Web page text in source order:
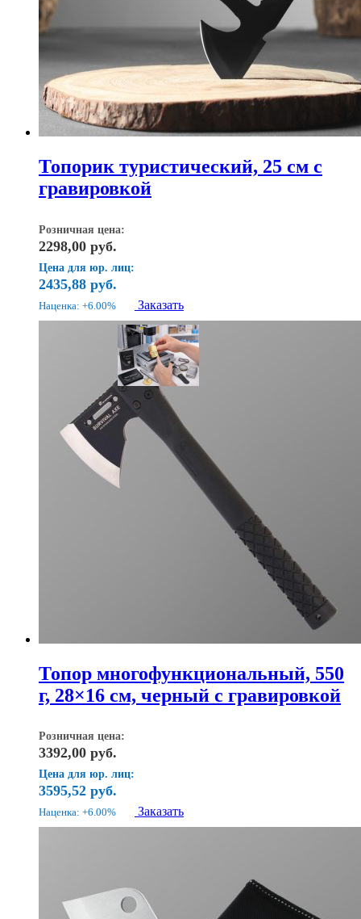
Топорик туристический, 25 см с
гравировкой
Розничная цена:
2298,00 руб.
Цена для юр. лиц:
2435,88 руб.
Наценка: +6.00% Заказать
Топор многофункциональный, 550
г, 28×16 см, черный с гравировкой
Розничная цена:
3392,00 руб.
Цена для юр. лиц:
3595,52 руб.
Наценка: +6.00% Заказать